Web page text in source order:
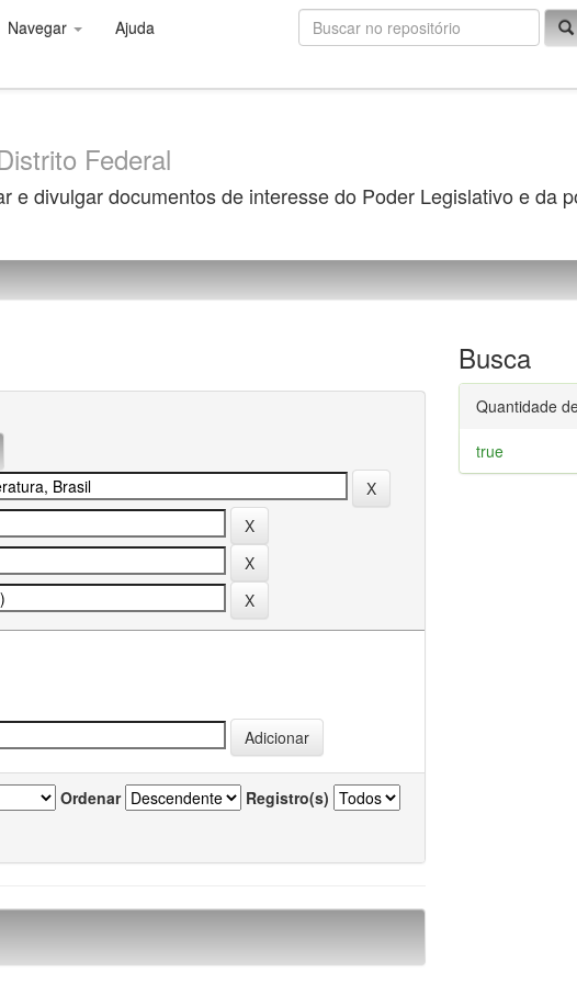
Navegar Ajuda
Federal
divulgar documentos de interesse do Poder Legislativo e da
Ordenar Registro(s)
Busca
Quantidade
true